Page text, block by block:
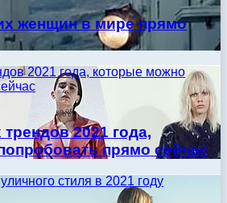
женщин в мире прямо
2021 года, которые можно
2021 года,
прямо сейчас
стиля в 2021 году